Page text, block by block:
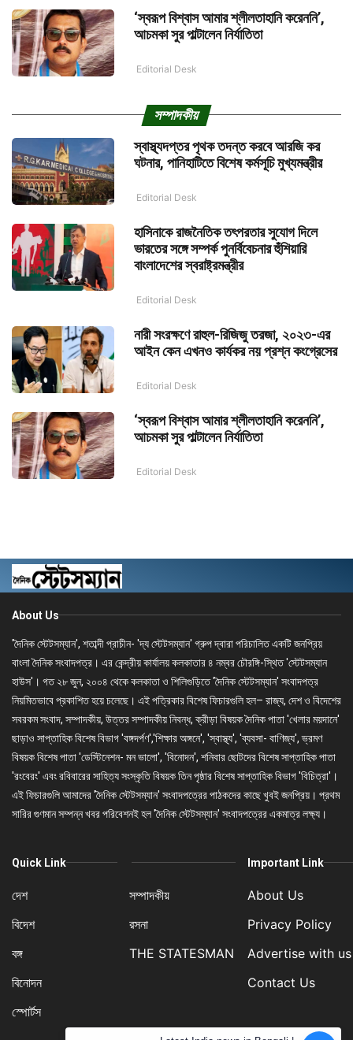
‘স্বরূপ বিশ্বাস আমার শ্লীলতাহানি করেননি’,
আচমকা সুর পাল্টালেন নির্যাতিতা
Editorial Desk
সম্পাদকীয়
স্বাস্থ্যদপ্তর পৃথক তদন্ত করবে আরজি কর
ঘটনার, পানিহাটিতে বিশেষ কর্মসূচি মুখ্যমন্ত্রীর
Editorial Desk
হাসিনাকে রাজনৈতিক তৎপরতার সুযোগ দিলে
ভারতের সঙ্গে সম্পর্ক পুনর্বিবেচনার হুঁশিয়ারি
বাংলাদেশের স্বরাষ্ট্রমন্ত্রীর
Editorial Desk
নারী সংরক্ষণে রাহুল-রিজিজু তরজা, ২০২৩-এর
আইন কেন এখনও কার্যকর নয় প্রশ্ন কংগ্রেসের
Editorial Desk
‘স্বরূপ বিশ্বাস আমার শ্লীলতাহানি করেননি’,
আচমকা সুর পাল্টালেন নির্যাতিতা
Editorial Desk
About Us
'দৈনিক স্টেটসম্যান', শতাব্দী প্রাচীন- 'দ্য স্টেটসম্যান' গ্রুপ দ্বারা পরিচালিত একটি জনপ্রিয়
বাংলা দৈনিক সংবাদপত্র। এর কেন্দ্রীয় কার্যালয় কলকাতার ৪ নম্বর চৌরঙ্গি-স্থিত 'স্টেটসম্যান
হাউস'। গত ২৮ জুন, ২০০৪ থেকে কলকাতা ও শিলিগুড়িতে 'দৈনিক স্টেটসম্যান' সংবাদপত্র
নিয়মিতভাবে প্রকাশিত হয়ে চলেছে। এই পত্রিকার বিশেষ ফিচারগুলি হল– রাজ্য, দেশ ও বিদেশের
সবরকম সংবাদ, সম্পাদকীয়, উত্তর সম্পাদকীয় নিবন্ধ, ক্রীড়া বিষয়ক দৈনিক পাতা 'খেলার ময়দানে'
ছাড়াও সাপ্তাহিক বিশেষ বিভাগ 'বঙ্গদর্পণ','শিক্ষার অঙ্গনে', 'স্বাস্থ্য', 'ব্যবসা- বাণিজ্য', ভ্রমণ
বিষয়ক বিশেষ পাতা 'ডেস্টিনেশন- মন ভালো', 'বিনোদন', শনিবার ছোটদের বিশেষ সাপ্তাহিক পাতা
'রংবেরং' এবং রবিবারের সাহিত্য সংস্কৃতি বিষয়ক তিন পৃষ্ঠার বিশেষ সাপ্তাহিক বিভাগ 'বিচিত্রা'।
এই ফিচারগুলি আমাদের 'দৈনিক স্টেটসম্যান' সংবাদপত্রের পাঠকদের কাছে খুবই জনপ্রিয়। প্রথম
সারির গুণমান সম্পন্ন খবর পরিবেশনই হল 'দৈনিক স্টেটসম্যান' সংবাদপত্রের একমাত্র লক্ষ্য।
Quick Link
দেশ
বিদেশ
বঙ্গ
বিনোদন
স্পোর্টস
সম্পাদকীয়
রসনা
THE STATESMAN
Important Link
About Us
Privacy Policy
Advertise with us
Contact Us